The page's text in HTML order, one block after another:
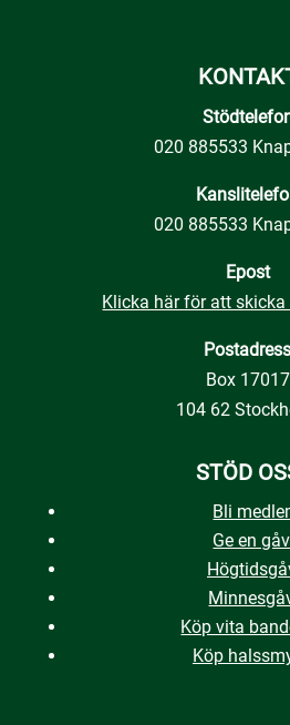
020 885533
020 885533
Epost
Klicka här för att
Postadress
Box 17017
104 62
STÖD
Bli
Ge en
Köp vita
Köp